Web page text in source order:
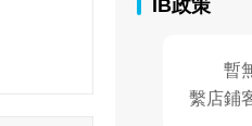
IB政策
暫
繫店鋪